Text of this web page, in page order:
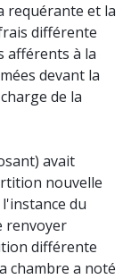
requérante et la
différente
afférents à la
devant la
de la
avait
nouvelle
du
renvoyer
différente
chambre a noté